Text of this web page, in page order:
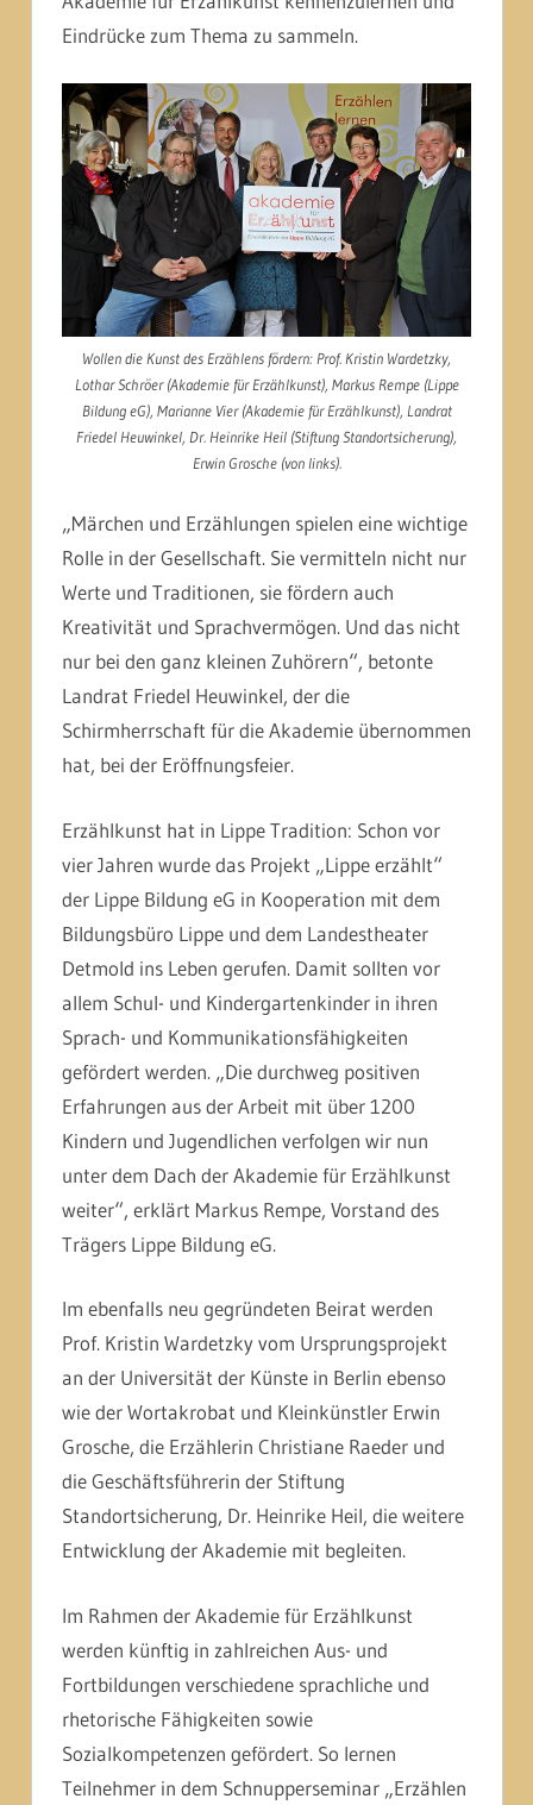
Eindrücke zum Thema zu sammeln.
Wollen die Kunst des Erzählens fördern: Prof. Kristin Wardetzky,
Lothar Schröer (Akademie für Erzählkunst), Markus Rempe (Lippe
Bildung eG), Marianne Vier (Akademie für Erzählkunst), Landrat
Friedel Heuwinkel, Dr. Heinrike Heil (Stiftung Standortsicherung),
Erwin Grosche (von links).
„Märchen und Erzählungen spielen eine wichtige
Rolle in der Gesellschaft. Sie vermitteln nicht nur
Werte und Traditionen, sie fördern auch
Kreativität und Sprachvermögen. Und das nicht
nur bei den ganz kleinen Zuhörern“, betonte
Landrat Friedel Heuwinkel, der die
Schirmherrschaft für die Akademie übernommen
hat, bei der Eröffnungsfeier.
Erzählkunst hat in Lippe Tradition: Schon vor
vier Jahren wurde das Projekt „Lippe erzählt“
der Lippe Bildung eG in Kooperation mit dem
Bildungsbüro Lippe und dem Landestheater
Detmold ins Leben gerufen. Damit sollten vor
allem Schul- und Kindergartenkinder in ihren
Sprach- und Kommunikationsfähigkeiten
gefördert werden. „Die durchweg positiven
Erfahrungen aus der Arbeit mit über 1200
Kindern und Jugendlichen verfolgen wir nun
unter dem Dach der Akademie für Erzählkunst
weiter“, erklärt Markus Rempe, Vorstand des
Trägers Lippe Bildung eG.
Im ebenfalls neu gegründeten Beirat werden
Prof. Kristin Wardetzky vom Ursprungsprojekt
an der Universität der Künste in Berlin ebenso
wie der Wortakrobat und Kleinkünstler Erwin
Grosche, die Erzählerin Christiane Raeder und
die Geschäftsführerin der Stiftung
Standortsicherung, Dr. Heinrike Heil, die weitere
Entwicklung der Akademie mit begleiten.
Im Rahmen der Akademie für Erzählkunst
werden künftig in zahlreichen Aus- und
Fortbildungen verschiedene sprachliche und
rhetorische Fähigkeiten sowie
Sozialkompetenzen gefördert. So lernen
Teilnehmer in dem Schnupperseminar „Erzählen